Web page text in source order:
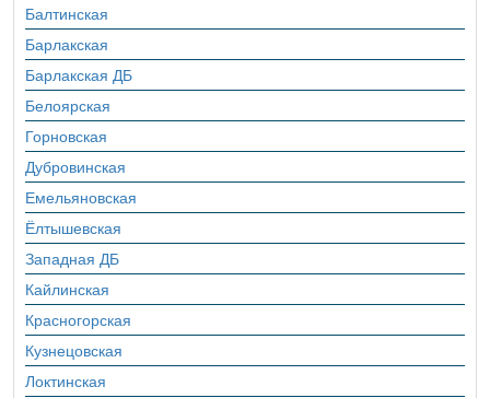
Балтинская
Барлакская
Барлакская ДБ
Белоярская
Горновская
Дубровинская
Емельяновская
Ёлтышевская
Западная ДБ
Кайлинская
Красногорская
Кузнецовская
Локтинская